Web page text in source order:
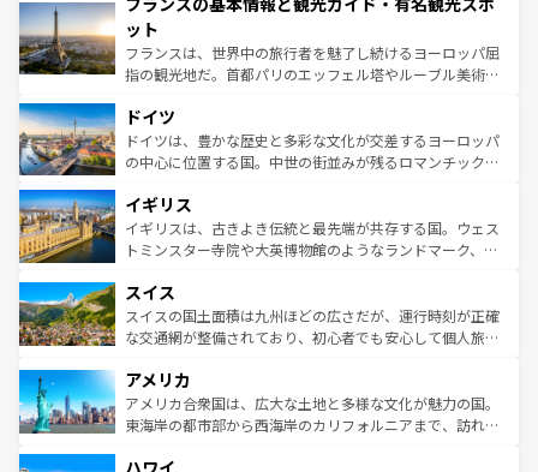
なお、新着のイタリア情報は
しい。
文化が根付くこの国では、情熱的なフラメンコ、熱気あふ
れる闘牛、そして美味しいタパスが生活の一部となってい
る。首都マドリードの洗練された雰囲気や、バルセロナの
アートに溢れた街角から、地方では古代ローマ遺跡や中世
せる。地方によって風土や気候が異なるスペインはその個
性で訪れる人を魅了する。 なお、新着のスペイン情報は コ
ンテンツ一覧を参照してほしい。
ット
フランスは、世界中の旅行者を魅了し続けるヨーロッパ屈
指の観光地だ。首都パリのエッフェル塔やルーブル美術館
で、幅広い魅力が詰まっている。華麗な宮殿、歴史的な大
聖堂、美しいビーチ、そして豊かな自然が、訪れる者を心
から魅了する。また、フランスは美食の国としても知ら
いる。シャンパンの発祥地であるランス、プロヴァンスの
香り高いラベンダー畑など、多彩な楽しみ方が可能だ。さ
らに、パリ以外の地域にも魅力が溢れており、どの街角に
れる地方に足を運ぶとそれぞれで全く異なる文化を体験で
きるだろう。 なお、新着のフランス情報はコンテンツ一覧
を参照してほしい。
ドイツ
ドイツは、豊かな歴史と多彩な文化が交差するヨーロッパ
の中心に位置する国。中世の街並みが残るロマンチック街
顔を持つこの国は、どこを歩いても飽きることがない。ベ
ルリンの文化的活気、バイエルン州のアルプスの絶景、そ
してライン川沿いのワイン畑といった風景は必見。ビール
は、お酒好きな人にはぜひ体験してほしい。 なお、新着の
ドイツ情報はコンテンツ一覧を参照してほしい。
イギリス
イギリスは、古きよき伝統と最先端が共存する国。ウェス
トミンスター寺院や大英博物館のようなランドマーク、歴
リアごとに異なる魅力がある。また、優雅なアフタヌーン
ティー、ビール好きにはたまらない英国パブ、サッカー観
戦など、本場だからこそできる体験も豊富。イギリスを旅
ンツ一覧を参照してほしい。
スイス
スイスの国土面積は九州ほどの広さだが、運行時刻が正確
な交通網が整備されており、初心者でも安心して個人旅行
の建物がそのまま残る町や、スイスならではのユニークな
博物館もあり、アルプス観光だけでなく町歩きも満喫する
ことができる。国民の所得が高いため物価も高いが、旅行
ば市内交通費無料で観光を楽しむこともできる。 なお、新
アメリカ
アメリカ合衆国は、広大な土地と多様な文化が魅力の国。
東海岸の都市部から西海岸のカリフォルニアまで、訪れる
のような巨大都市は、観光、ショッピング、エンターテイ
ハワイ